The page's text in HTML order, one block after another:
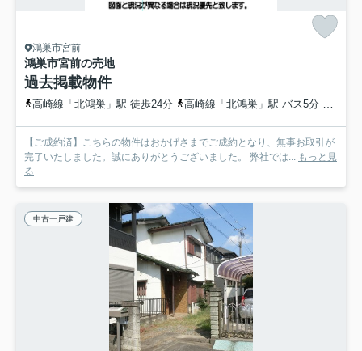
鴻巣市宮前
鴻巣市宮前の売地
過去掲載物件
高崎線「北鴻巣」駅 徒歩24分 高崎線「北鴻巣」駅 バス5分 フラワーバス「宮登神社入口」 停歩2分
【ご成約済】こちらの物件はおかげさまでご成約となり、無事お取引が
完了いたしました。誠にありがとうございました。 弊社では... もっと見
る
中古一戸建